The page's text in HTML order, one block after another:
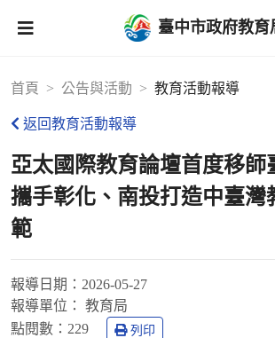
臺中市政府教育
首頁 公告與活動 教育活動報導
返回教育活動報導
亞太國際教育論壇首度移
攜手彰化、南投打造中臺灣
範
報導日期： 2026-05-27
報導單位：
教育局
點閱數： 229 列印